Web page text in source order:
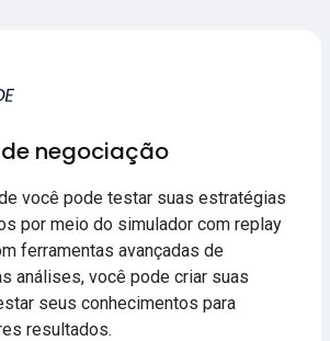
negociação
você pode testar suas estratégias
por meio do simulador com replay
ferramentas avançadas de
análises, você pode criar suas
seus conhecimentos para
resultados.